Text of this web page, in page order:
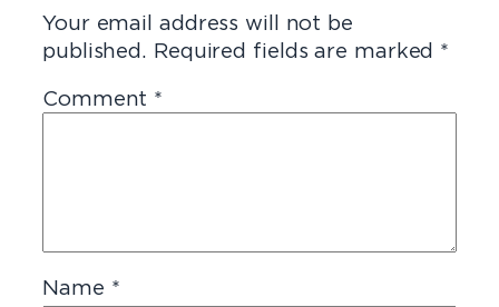
Your email address will not be
published. Required fields are marked *
Comment *
Name *